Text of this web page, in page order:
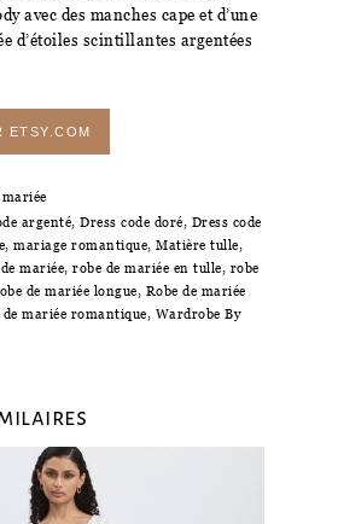
avec des manches cape et d’une
d’étoiles scintillantes argentées
ETSY.COM
mariée
argenté, Dress code doré, Dress code
, mariage romantique, Matière tulle,
mariée, robe de mariée en tulle, robe
de mariée longue, Robe de mariée
de mariée romantique, Wardrobe By